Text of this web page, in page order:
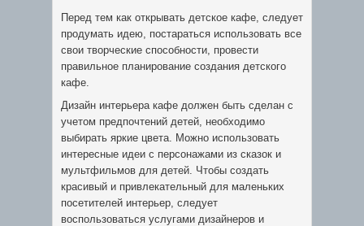
Перед тем как открывать детское кафе, следует
продумать идею, постараться использовать все
свои творческие способности, провести
правильное планирование создания детского
кафе.
Дизайн интерьера кафе должен быть сделан с
учетом предпочтений детей, необходимо
выбирать яркие цвета. Можно использовать
интересные идеи с персонажами из сказок и
мультфильмов для детей. Чтобы создать
красивый и привлекательный для маленьких
посетителей интерьер, следует
воспользоваться услугами дизайнеров и